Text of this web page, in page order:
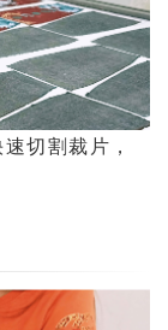
切割裁片，